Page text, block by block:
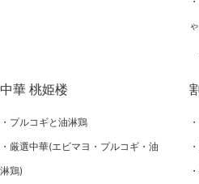
中華 桃姫楼
プルコギと油淋鶏
厳選中華(エビマヨ・プルコギ・油
淋鶏)